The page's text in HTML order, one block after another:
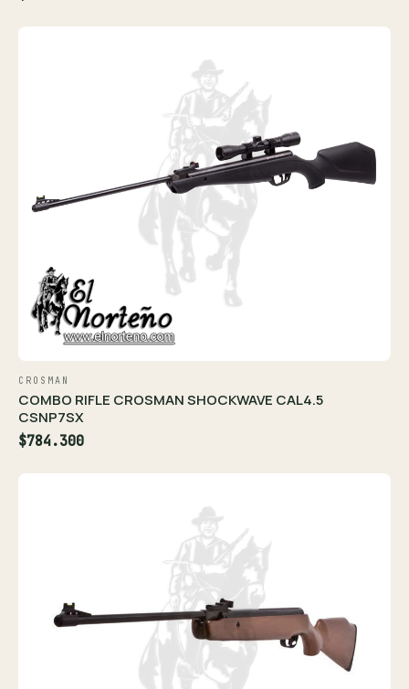
CROSMAN
COMBO RIFLE CROSMAN SHOCKWAVE CAL4.5
CSNP7SX
$784.300